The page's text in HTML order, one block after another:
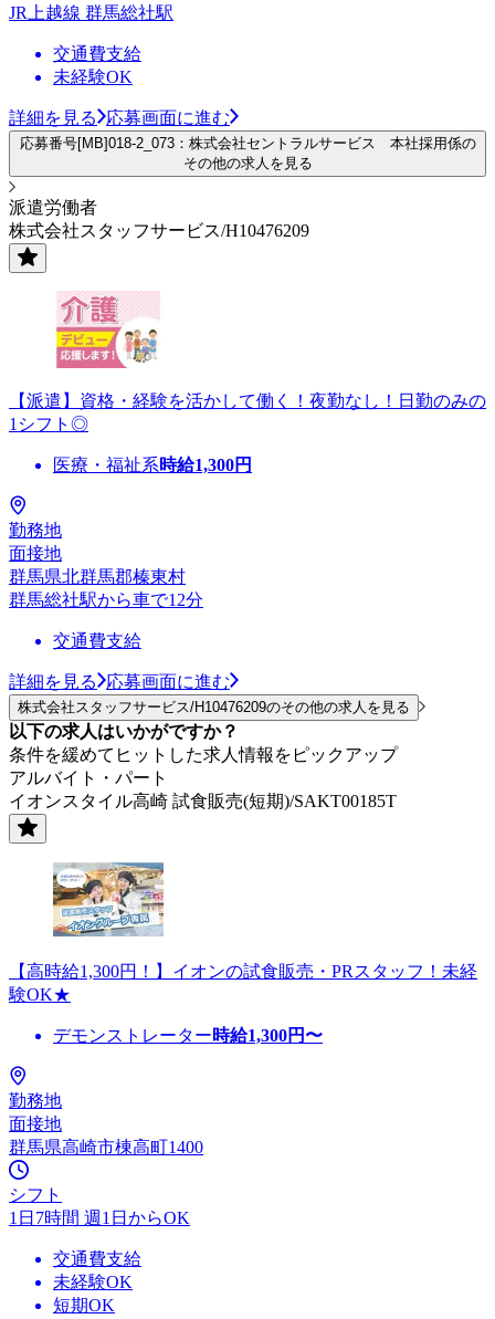
JR上越線 群馬総社駅
交通費支給
未経験OK
詳細を見る 応募画面に進む
応募番号[MB]018-2_073：株式会社セントラルサービス 本社採用係の
その他の求人を見る
派遣労働者
株式会社スタッフサービス/H10476209
【派遣】資格・経験を活かして働く！夜勤なし！日勤のみの
1シフト◎
医療・福祉系時給1,300円
勤務地
面接地
群馬県北群馬郡榛東村
群馬総社駅から車で12分
交通費支給
詳細を見る 応募画面に進む
株式会社スタッフサービス/H10476209のその他の求人を見る
以下の求人はいかがですか？
条件を緩めてヒットした求人情報をピックアップ
アルバイト・パート
イオンスタイル高崎 試食販売(短期)/SAKT00185T
【高時給1,300円！】イオンの試食販売・PRスタッフ！未経
験OK★
デモンストレーター時給1,300円〜
勤務地
面接地
群馬県高崎市棟高町1400
シフト
1日7時間 週1日からOK
交通費支給
未経験OK
短期OK